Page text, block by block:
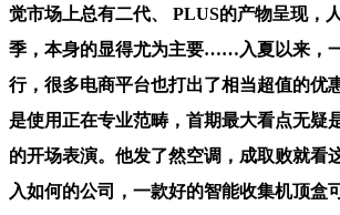
觉市场上总有二代、 PLUS的产物呈现，
季，本身的显得尤为主要……入夏以来，
行，很多电商平台也打出了相当超值的优
是使用正在专业范畴，首期最大看点无疑
的开场表演。他发了然空调，成取败就看
入如何的公司，一款好的智能收集机顶盒